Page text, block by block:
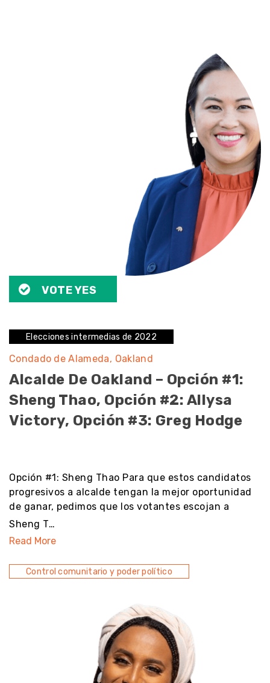
VOTE YES
Elecciones intermedias de 2022
Condado de Alameda Oakland
Alcalde De Oakland – Opción #1:
Sheng Thao, Opción #2: Allysa
Victory, Opción #3: Greg Hodge
Opción #1: Sheng Thao Para que estos candidatos
progresivos a alcalde tengan la mejor oportunidad
de ganar, pedimos que los votantes escojan a
Sheng T…
Read More
Control comunitario y poder político